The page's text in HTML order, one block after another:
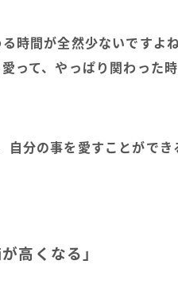
時間が全然少ないですよ
って、やっぱり関わった
自分の事を愛すことができ
高くなる」